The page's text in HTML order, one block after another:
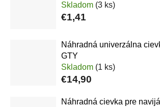
Skladom (3 ks)
€1,41
Náhradná univerzálna
GTY
Skladom (1 ks)
€14,90
Náhradná cievka pre